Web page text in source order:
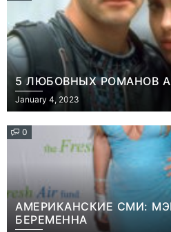
5 ЛЮБОВНЫХ РОМАНОВ
January 4, 2023
0
АМЕРИКАНСКИЕ СМИ:
БЕРЕМЕННА
Игры